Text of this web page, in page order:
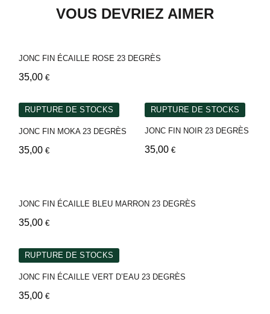
VOUS DEVRIEZ AIMER
JONC FIN ÉCAILLE ROSE 23 DEGRÈS
35,00 €
RUPTURE DE STOCKS
JONC FIN MOKA 23 DEGRÈS
35,00 €
RUPTURE DE STOCKS
JONC FIN NOIR 23 DEGRÈS
35,00 €
JONC FIN ÉCAILLE BLEU MARRON 23 DEGRÈS
35,00 €
RUPTURE DE STOCKS
JONC FIN ÉCAILLE VERT D’EAU 23 DEGRÈS
35,00 €